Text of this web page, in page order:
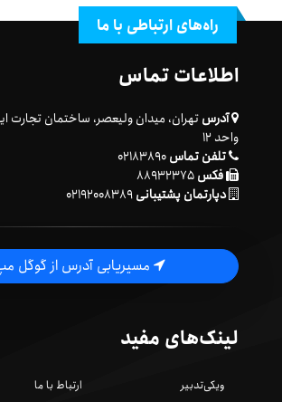
راه‌های ارتباطی با ما
اطلاعات تماس
آدرس
واحد ۱۲
تلفن تماس۰۲۱۸۳۸۹۰
فکس۸۸۹۳۲۳۷۵
دپارتمان پشتیبانی۰۲۱۹۲۰۰۸۳۸۹
مسیریابی آدرس از گوگل مپ
لینک‌های مفید
ویکی‌تدبیر
ارتباط با ما